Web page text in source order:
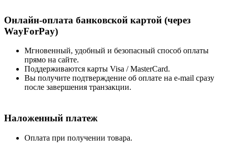
Онлайн-оплата банковской картой (через
WayForPay)
Мгновенный, удобный и безопасный способ оплаты
прямо на сайте.
Поддерживаются карты Visa / MasterCard.
Вы получите подтверждение об оплате на e-mail сразу
после завершения транзакции.
Наложенный платеж
Оплата при получении товара.